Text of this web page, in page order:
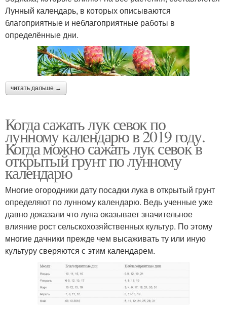
Лунный календарь, в которых описываются
благоприятные и неблагоприятные работы в
определённые дни.
читать дальше →
Когда сажать лук севок по
лунному календарю в 2019 году.
Когда можно сажать лук севок в
открытый грунт по лунному
календарю
Многие огородники дату посадки лука в открытый грунт
определяют по лунному календарю. Ведь ученные уже
давно доказали что луна оказывает значительное
влияние рост сельскохозяйственных культур. По этому
многие дачники прежде чем высаживать ту или иную
культуру сверяются с этим календарем.